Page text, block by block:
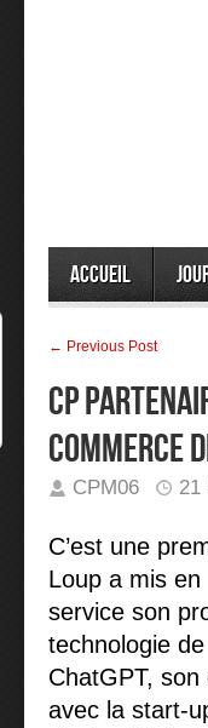
Accueil
← Previous Post
CP
Commerce
CPM06 21
C’est une
Loup a mis en
service son
technologie de
ChatGPT,
avec la start-